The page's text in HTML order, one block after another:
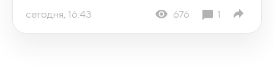
сегодня, 16:43 676 1